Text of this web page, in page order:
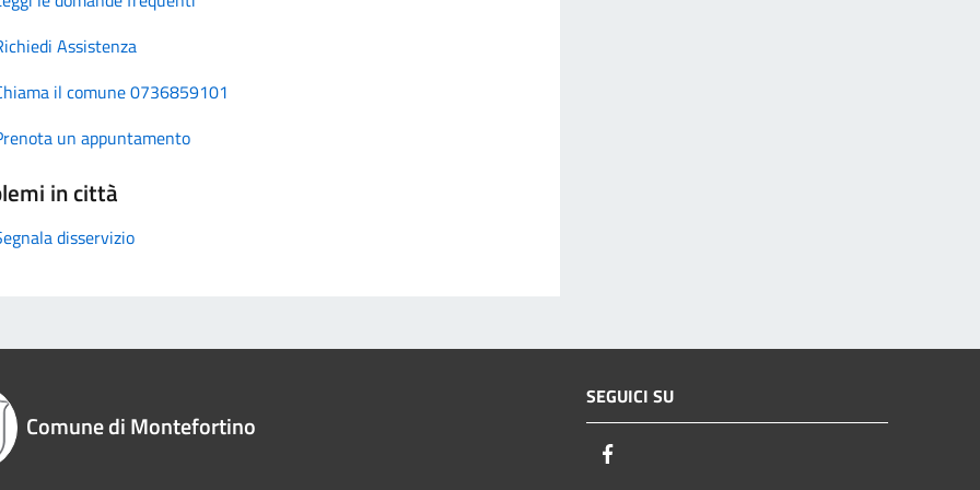
Assistenza
il comune 0736859101
un appuntamento
in città
disservizio
Comune di Montefortino
SEGUICI SU